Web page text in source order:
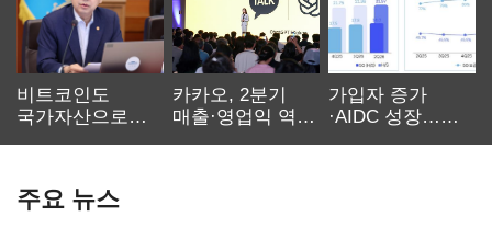
비트코인도
국가자산으로…'
카카오, 2분기
매출·영업익 역대
가입자 증가
·AIDC 성장…
주요 뉴스